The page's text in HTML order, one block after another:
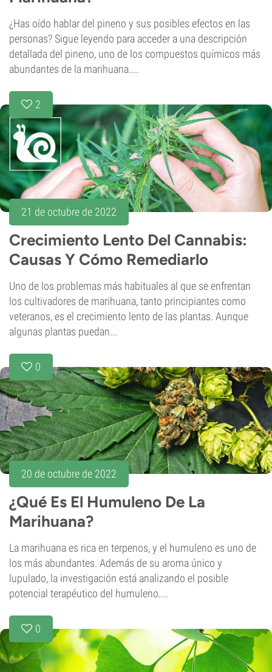
¿Has oído hablar del pineno y sus posibles efectos en las
personas? Sigue leyendo para acceder a una descripción
detallada del pineno, uno de los compuestos químicos más
abundantes de la marihuana....
2
21 de octubre de 2022
Crecimiento Lento Del Cannabis:
Causas Y Cómo Remediarlo
Uno de los problemas más habituales al que se enfrentan
los cultivadores de marihuana, tanto principiantes como
veteranos, es el crecimiento lento de las plantas. Aunque
algunas plantas puedan...
0
20 de octubre de 2022
¿Qué Es El Humuleno De La
Marihuana?
La marihuana es rica en terpenos, y el humuleno es uno de
los más abundantes. Además de su aroma único y
lupulado, la investigación está analizando el posible
potencial terapéutico del humuleno....
0